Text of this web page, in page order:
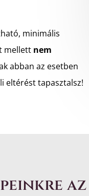
minimális
mellett nem
abban az esetben
eltérést tapasztalsz!